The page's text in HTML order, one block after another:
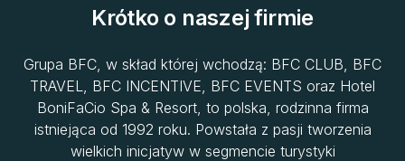
Krótko o naszej firmie
Grupa BFC, w skład której wchodzą: BFC CLUB, BFC
TRAVEL, BFC INCENTIVE, BFC EVENTS oraz Hotel
BoniFaCio Spa & Resort, to polska, rodzinna firma
istniejąca od 1992 roku. Powstała z pasji tworzenia
wielkich inicjatyw w segmencie turystyki